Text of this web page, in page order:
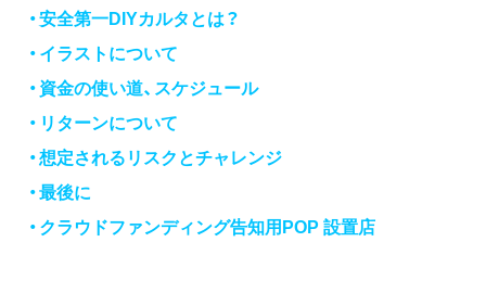
・安全第一DIYカルタとは？
・イラストについて
・資金の使い道、スケジュール
・リターンについて
・想定されるリスクとチャレンジ
・最後に
・クラウドファンディング告知用POP 設置店